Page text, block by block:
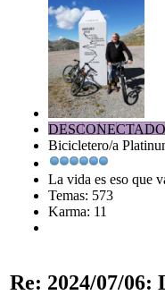
DESCONECTADO
Bicicletero/a
La vida es eso que
Temas: 573
Karma: 11
Re: 2024/07/06: